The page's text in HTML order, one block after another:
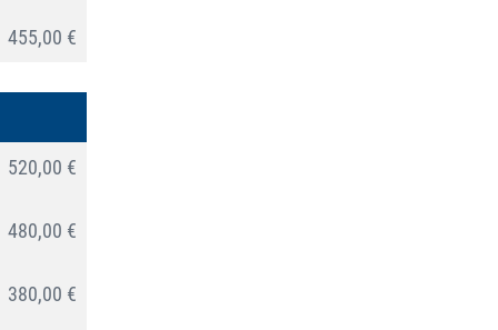
455,00 €
520,00 €
480,00 €
380,00 €